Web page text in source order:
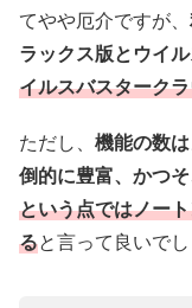
てやや厄介ですが、
ラックス版とウイ
イルスバスターク
ただし、 機能の数
倒的に豊富、かつ
という点ではノー
ると言って良いでし